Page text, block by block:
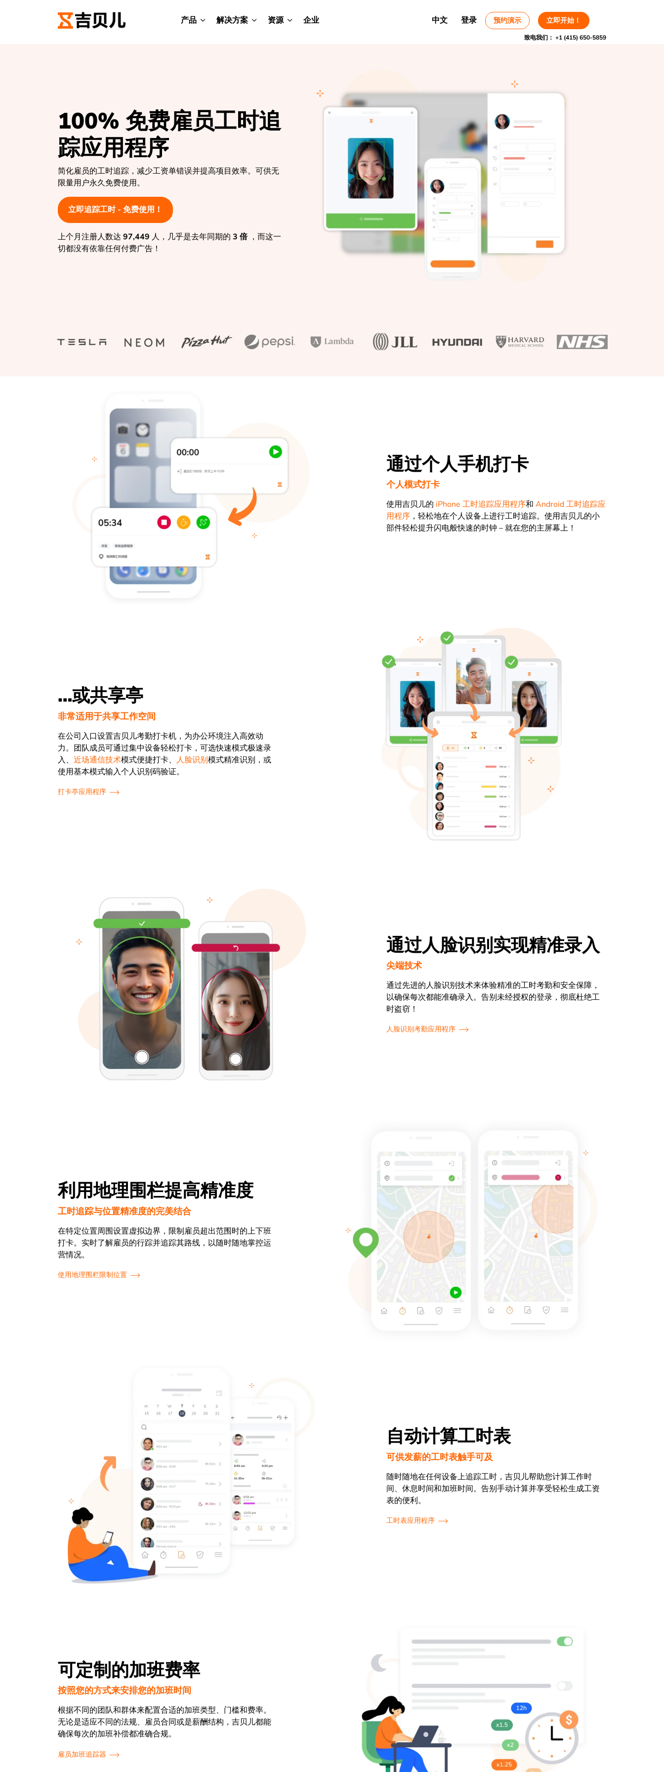
产品 解决方案 资源 企业 中文 登录 预约演示 立即开始！
致电我们： +1 (415) 650-5859
100% 免费雇员工时追
踪应用程序
简化雇员的工时追踪，减少工资单错误并提高项目效率。可供无
限量用户永久免费使用。
立即追踪工时 - 免费使用！
上个月注册人数达 97,449 人，几乎是去年同期的 3 倍 ，而这一
切都没有依靠任何付费广告！
通过个人手机打卡
个人模式打卡
使用吉贝儿的 iPhone 工时追踪应用程序和 Android 工时追踪应
用程序，轻松地在个人设备上进行工时追踪。使用吉贝儿的小
部件轻松提升闪电般快速的时钟 – 就在您的主屏幕上！
…或共享亭
非常适用于共享工作空间
在公司入口设置吉贝儿考勤打卡机，为办公环境注入高效动
力。团队成员可通过集中设备轻松打卡，可选快速模式极速录
入、近场通信技术模式便捷打卡、 人脸识别模式精准识别，或
使用基本模式输入个人识别码验证。
打卡亭应用程序
通过人脸识别实现精准录入
尖端技术
通过先进的人脸识别技术来体验精准的工时考勤和安全保障，
以确保每次都能准确录入。告别未经授权的登录，彻底杜绝工
时盗窃！
人脸识别考勤应用程序
利用地理围栏提高精准度
工时追踪与位置精准度的完美结合
在特定位置周围设置虚拟边界，限制雇员超出范围时的上下班
打卡。实时了解雇员的行踪并追踪其路线，以随时随地掌控运
营情况。
使用地理围栏限制位置
自动计算工时表
可供发薪的工时表触手可及
随时随地在任何设备上追踪工时，吉贝儿帮助您计算工作时
间、休息时间和加班时间。告别手动计算并享受轻松生成工资
表的便利。
工时表应用程序
可定制的加班费率
按照您的方式来安排您的加班时间
根据不同的团队和群体来配置合适的加班类型、门槛和费率。
无论是适应不同的法规、雇员合同或是薪酬结构，吉贝儿都能
确保每次的加班补偿都准确合规。
雇员加班追踪器